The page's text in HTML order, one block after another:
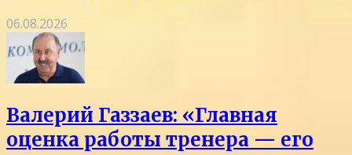
06.08.2026
Валерий Газзаев: «Главная
оценка работы тренера — его